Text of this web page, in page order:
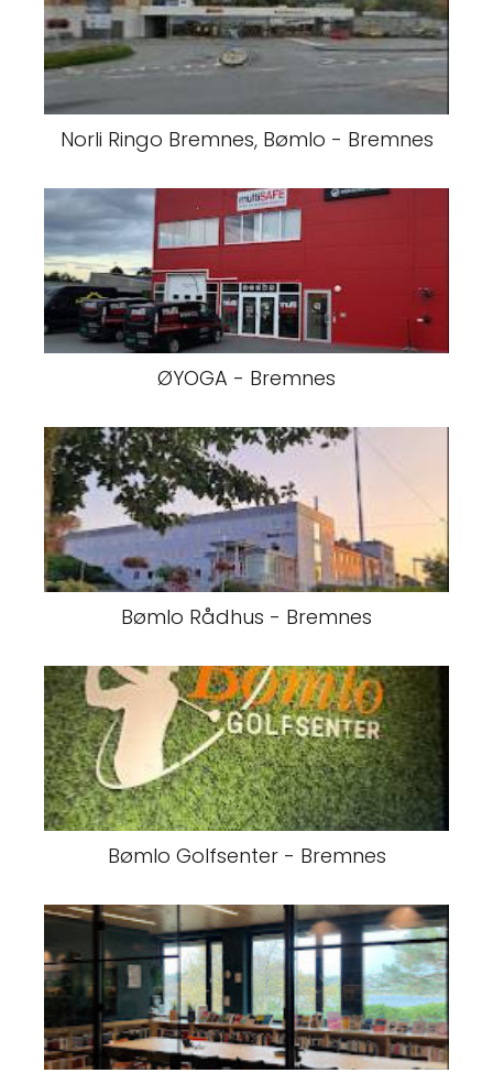
Norli Ringo Bremnes, Bømlo - Bremnes
ØYOGA - Bremnes
Bømlo Rådhus - Bremnes
Bømlo Golfsenter - Bremnes